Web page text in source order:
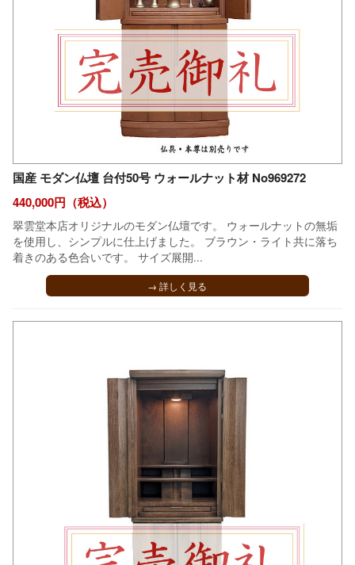
国産 モダン仏壇 台付50号 ウォールナット材 No969272
440,000円（税込）
翠雲堂本店オリジナルのモダン仏壇です。 ウォールナットの無垢
を使用し、シンプルに仕上げました。 ブラウン・ライト共に落ち
着きのある色合いです。 サイズ展開...
→ 詳しく見る